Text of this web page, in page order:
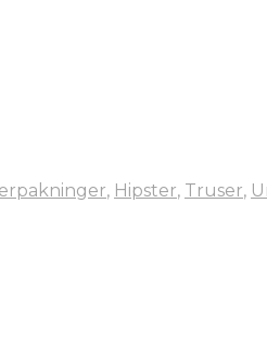
, Hipster, Truser,